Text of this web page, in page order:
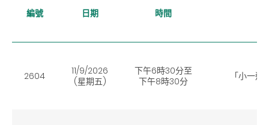
編號 日期 時間
2604
11/9/2026
(星期五)
下午6時30分至
下午8時30分
「小一